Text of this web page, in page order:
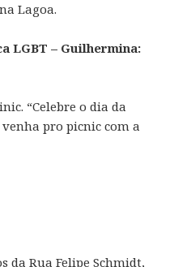
Lagoa.
LGBT – Guilhermina:
“Celebre o dia da
pro picnic com a
da Rua Felipe Schmidt,